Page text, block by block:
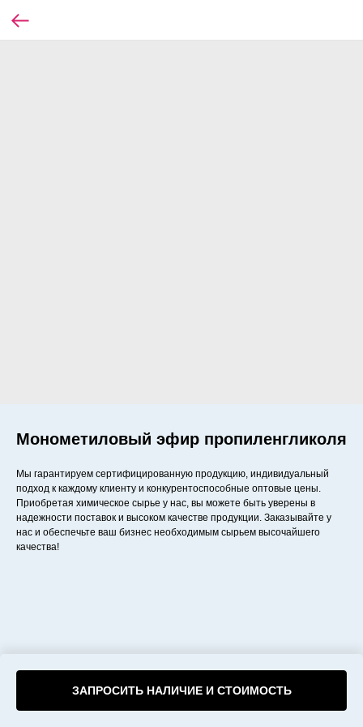
Монометиловый эфир пропиленгликоля
ЗАПРОСИТЬ НАЛИЧИЕ И СТОИМОСТЬ
Мы гарантируем сертифицированную продукцию, индивидуальный
подход к каждому клиенту и конкурентоспособные оптовые цены.
Приобретая химическое сырье у нас, вы можете быть уверены в
надежности поставок и высоком качестве продукции. Заказывайте у
нас и обеспечьте ваш бизнес необходимым сырьем высочайшего
качества!